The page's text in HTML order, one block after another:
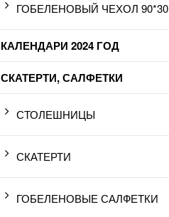
ГОБЕЛЕНОВЫЙ ЧЕХОЛ 90*30
КАЛЕНДАРИ 2024 ГОД
СКАТЕРТИ, САЛФЕТКИ
СТОЛЕШНИЦЫ
СКАТЕРТИ
ГОБЕЛЕНОВЫЕ САЛФЕТКИ